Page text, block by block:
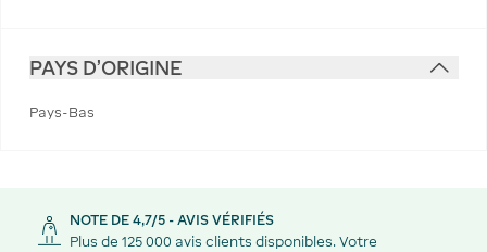
PAYS D'ORIGINE
Pays-Bas
NOTE DE 4,7/5 - AVIS VÉRIFIÉS
Plus de 125 000 avis clients disponibles. Votre